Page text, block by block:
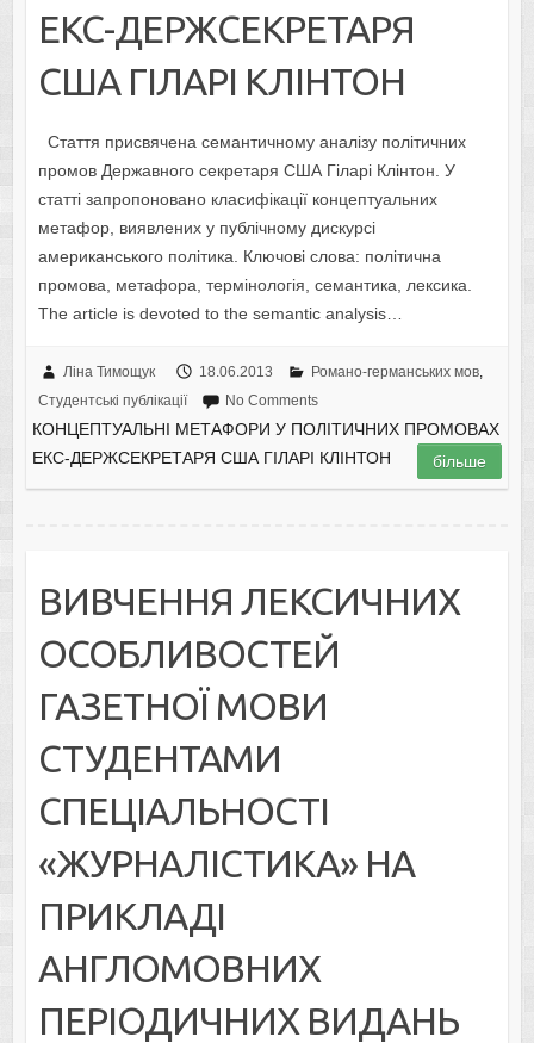
ЕКС-ДЕРЖСЕКРЕТАРЯ
США ГІЛАРІ КЛІНТОН
Стаття присвячена семантичному аналізу політичних
промов Державного секретаря США Гіларі Клінтон. У
статті запропоновано класифікації концептуальних
метафор, виявлених у публічному дискурсі
американського політика. Ключові слова: політична
промова, метафора, термінологія, семантика, лексика.
The article is devoted to the semantic analysis…
Ліна Тимощук 18.06.2013 Романо-германських мов,
Студентські публікації
No Comments
КОНЦЕПТУАЛЬНІ МЕТАФОРИ У ПОЛІТИЧНИХ ПРОМОВАХ
ЕКС-ДЕРЖСЕКРЕТАРЯ США ГІЛАРІ КЛІНТОН
більше
ВИВЧЕННЯ ЛЕКСИЧНИХ
ОСОБЛИВОСТЕЙ
ГАЗЕТНОЇ МОВИ
СТУДЕНТАМИ
СПЕЦІАЛЬНОСТІ
«ЖУРНАЛІСТИКА» НА
ПРИКЛАДІ
АНГЛОМОВНИХ
ПЕРІОДИЧНИХ ВИДАНЬ